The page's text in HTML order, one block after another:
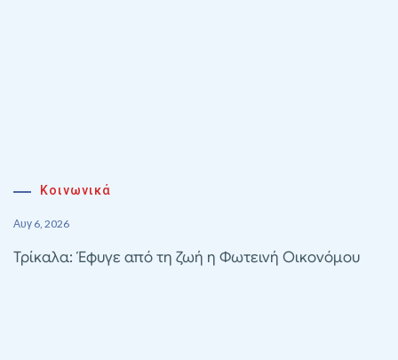
Κοινωνικά
Αυγ 6, 2026
Τρίκαλα: Έφυγε από τη ζωή η Φωτεινή Οικονόμου